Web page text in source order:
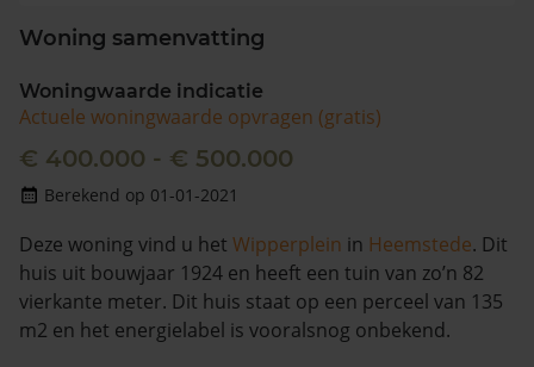
Woning samenvatting
Woningwaarde indicatie
Actuele woningwaarde opvragen (gratis)
€ 400.000 - € 500.000
Berekend op 01-01-2021
Deze woning vind u het Wipperplein in Heemstede. Dit
huis uit bouwjaar 1924 en heeft een tuin van zo’n 82
vierkante meter. Dit huis staat op een perceel van 135
m2 en het energielabel is vooralsnog onbekend.